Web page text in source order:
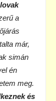
a
már,
simán
én
meg.
és